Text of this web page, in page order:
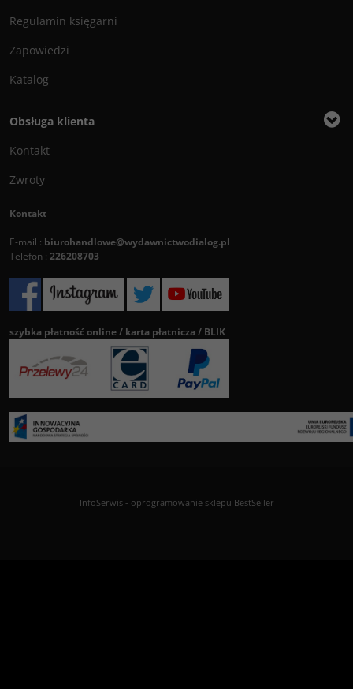
Regulamin księgarni
Zapowiedzi
Katalog
Obsługa klienta
Kontakt
Zwroty
Kontakt
E-mail : biurohandlowe@wydawnictwodialog.pl
Telefon : 226208703
szybka płatność online / karta płatnicza / BLIK
InfoSerwis- oprogramowanie sklepu BestSeller